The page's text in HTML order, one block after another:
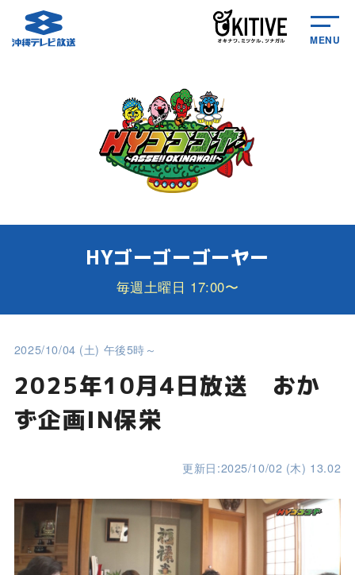
MENU
HYゴーゴーゴーヤー
毎週土曜日 17:00〜
2025/10/04 (土) 午後5時～
2025年10月4日放送 おか
ず企画IN保栄
更新日:2025/10/02 (木) 13.02